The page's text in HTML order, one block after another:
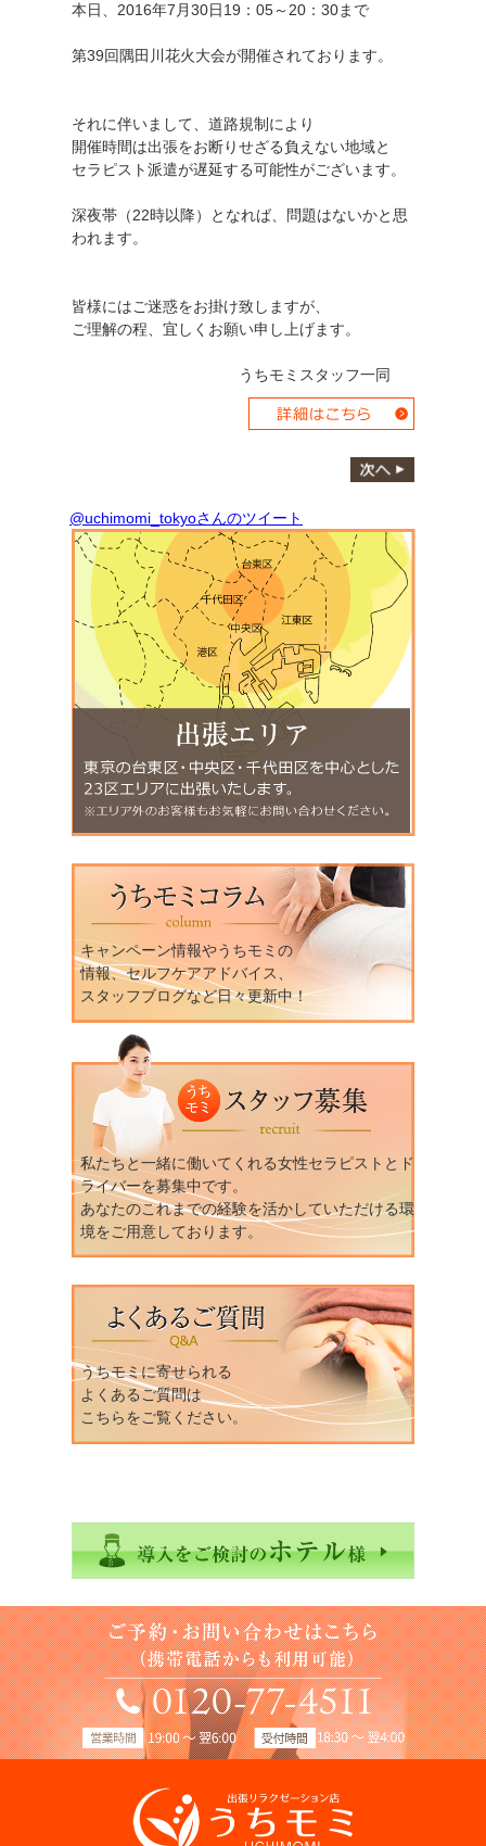
本日、2016年7月30日19：05～20：30まで
第39回隅田川花火大会が開催されております。
それに伴いまして、道路規制により
開催時間は出張をお断りせざる負えない地域と
セラピスト派遣が遅延する可能性がございます。
深夜帯（22時以降）となれば、問題はないかと思
われます。
皆様にはご迷惑をお掛け致しますが、
ご理解の程、宜しくお願い申し上げます。
うちモミスタッフ一同
@uchimomi_tokyoさんのツイート
キャンペーン情報やうちモミの
情報、セルフケアアドバイス、
スタッフブログなど日々更新中！
私たちと一緒に働いてくれる女性セラピストとド
ライバーを募集中です。
あなたのこれまでの経験を活かしていただける環
境をご用意しております。
うちモミに寄せられる
よくあるご質問は
こちらをご覧ください。